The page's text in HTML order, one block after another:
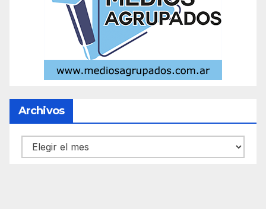
Archivos
Archivos